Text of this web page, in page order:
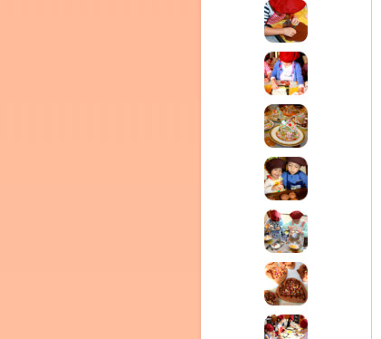
室・テイクアウト Clémentine (produced